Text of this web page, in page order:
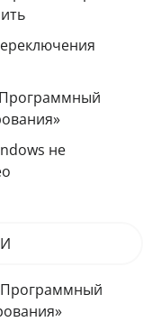
не